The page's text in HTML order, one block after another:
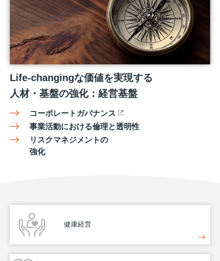
Life-changingな価値を実現する
人材・基盤の強化：経営基盤
コーポレートガバナンス
事業活動における倫理と透明性
リスクマネジメントの
強化
健康経営